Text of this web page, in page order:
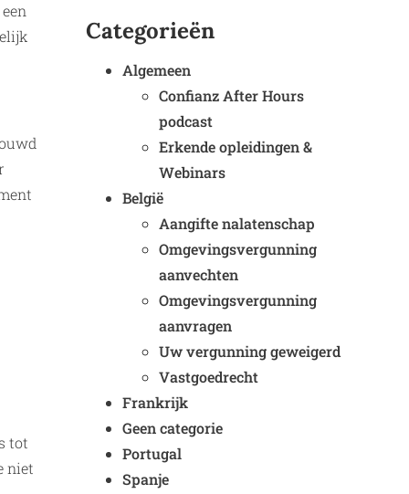
tot
niet
Categorieën
Algemeen
Confianz After Hours
podcast
Erkende opleidingen &
Webinars
België
Aangifte nalatenschap
Omgevingsvergunning
aanvechten
Omgevingsvergunning
aanvragen
Uw vergunning geweigerd
Vastgoedrecht
Frankrijk
Geen categorie
Portugal
Spanje